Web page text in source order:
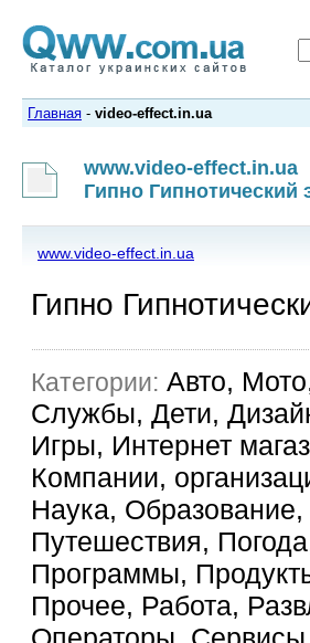
Главная - video-effect.in.ua
www.video-effect.in.ua
Гипно Гипнотический
www.video-effect.in.ua
Гипно
Категории: Авто,
Службы, Дети,
Игры, Интернет
Компании,
Наука,
Путешествия,
Программы,
Прочее, Работа,